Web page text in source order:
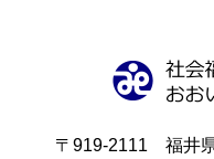
〒919-2111 福井